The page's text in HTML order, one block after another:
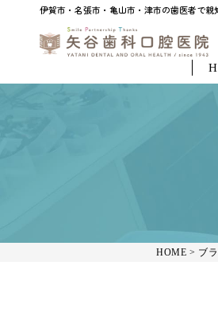
伊賀市・名張市・亀山市・津市の歯医者で親知ら
伊賀市・名張市・亀山市・津市の歯医者で
HOME > ブ